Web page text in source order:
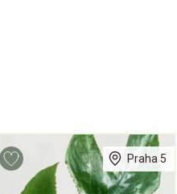
Praha 5